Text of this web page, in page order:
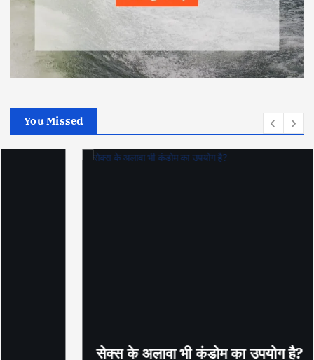
You Missed
सेक्स के अलावा भी कंडोम का उपयोग है?